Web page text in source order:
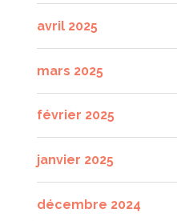
avril 2025
mars 2025
février 2025
janvier 2025
décembre 2024